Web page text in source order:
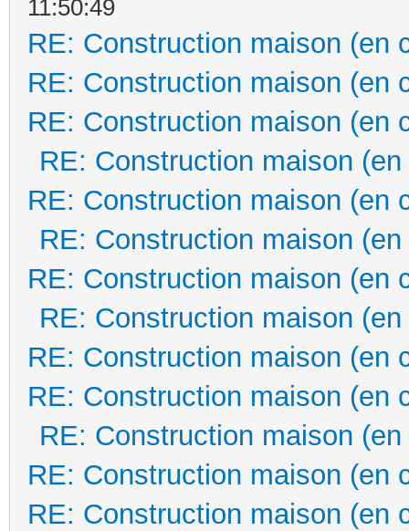
11:50:49
RE: Construction maison (en
RE: Construction maison (en
RE: Construction maison (en
RE: Construction maison
RE: Construction maison (en
RE: Construction maison
RE: Construction maison (en
RE: Construction maison
RE: Construction maison (en
RE: Construction maison (en
RE: Construction maison
RE: Construction maison (en
RE: Construction maison (en